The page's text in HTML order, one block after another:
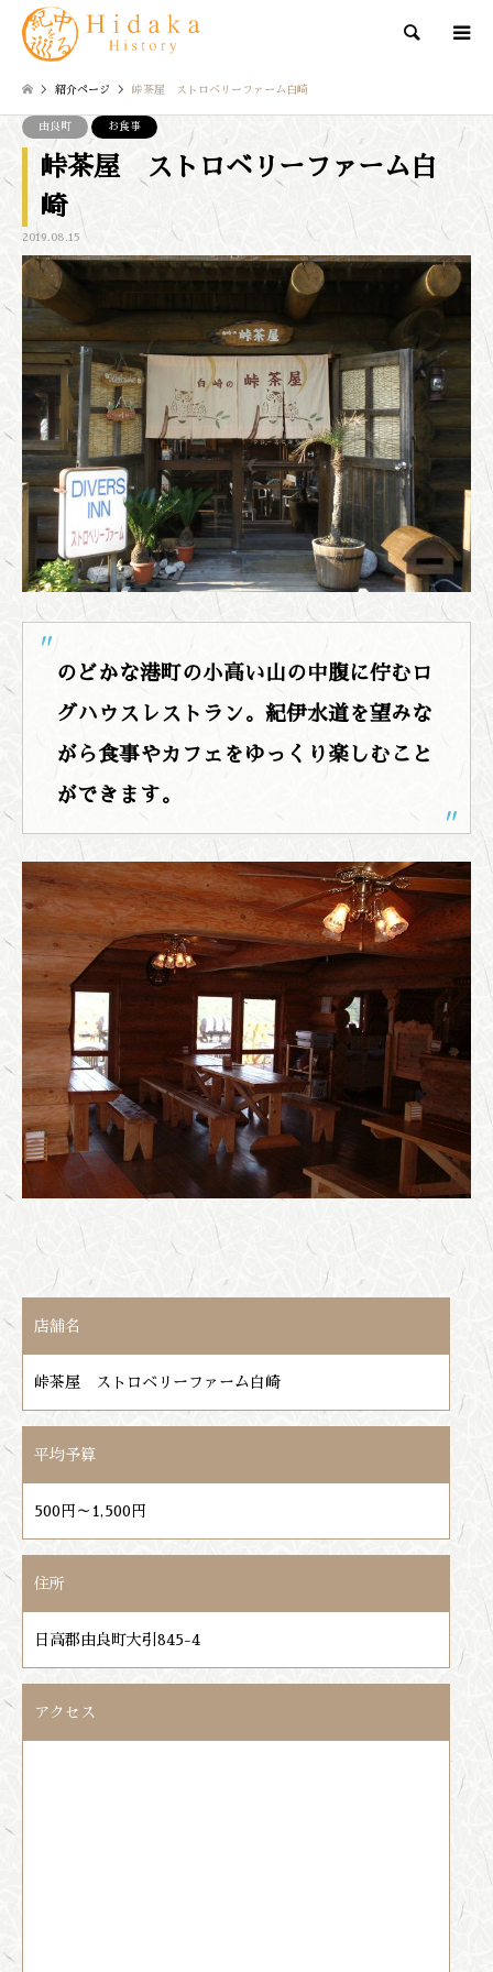
検索
紹介ページ 峠茶屋 ストロベリーファーム白崎
由良町 お食事
峠茶屋 ストロベリーファーム白
崎
2019.08.15
のどかな港町の小高い山の中腹に佇むロ
グハウスレストラン。紀伊水道を望みな
がら食事やカフェをゆっくり楽しむこと
ができます。
店舗名
峠茶屋 ストロベリーファーム白崎
平均予算
500円～1,500円
住所
日高郡由良町大引845-4
アクセス